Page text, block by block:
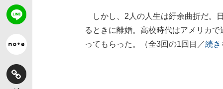
しかし、2人の人生は紆余曲折だ。
るときに離婚。高校時代はアメリカ
ってもらった。（全3回の1回目／続き